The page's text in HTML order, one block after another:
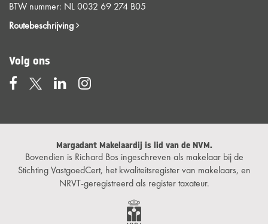
BTW nummer: NL 0032 69 274 B05
Routebeschrijving
Volg ons
Margadant Makelaardij is lid van de NVM.
Bovendien is Richard Bos ingeschreven als makelaar bij de
Stichting VastgoedCert, het kwaliteitsregister van makelaars, en
NRVT-geregistreerd als register taxateur.